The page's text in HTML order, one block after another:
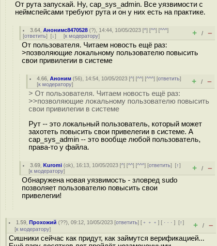
От рута запускай. Ну, cap_sys_admin. Все уязвимости с
неймспейсами требуют рута и он у них есть на практике.
3.64 ,Анонимс8470528 (?), 14:44, 10/05/2023 [^] [^^] [^^^]
[ответить] [↓] [к модератору] + / –
От пользователя. Читаем новость ещё раз:
>позволяющие локальному пользователю повысить
свои привилегии в системе
4.66 ,Аноним (56), 14:54, 10/05/2023 [^] [^^] [^^^] [ответить]
[к модератору] + / –
> От пользователя. Читаем новость ещё раз:
>>позволяющие локальному пользователю повысить
свои привилегии в системе
Рут -- это локальный пользователь, который может
захотеть повысить свои привелегии в системе. А
cap_sys_admin -- это вообще любой пользователь,
права-то у файла.
3.69 ,Kuromi (ok), 16:13, 10/05/2023 [^] [^^] [^^^] [ответить][↑]
[к модератору] + / –
Обнаружена новая уязвимость - зловред sudo
позволяет пользователю повысить свои
привелегии!
1.59 ,Прохожий (??), 09:12, 10/05/2023 [ответить] [ ﹢﹢﹢] [ · · ·][↑]
[к модератору] + / –
Сишники сейчас как придут, как займутся верификацией...